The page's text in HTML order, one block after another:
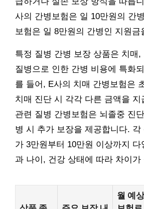
사의 간병보험은 일 10만원의 간
보험은 일 8만원의 간병인 지원금
특정 질병 간병 보장 상품은 치매,
질병으로 인한 간병 비용에 특화
를 들어, E사의 치매 간병보험은
치매 진단 시 각각 다른 금액을 지
관련 질병 간병보험은 뇌졸중 진
병 시 추가 보장을 제공합니다. 각
가 3만원부터 10만원 이상까지
과 나이, 건강 상태에 따라 차이가
월 예상